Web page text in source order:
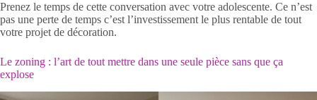
Prenez le temps de cette conversation avec votre adolescente. Ce n’est
pas une perte de temps c’est l’investissement le plus rentable de tout
votre projet de décoration.
Le zoning : l’art de tout mettre dans une seule pièce sans que ça
explose